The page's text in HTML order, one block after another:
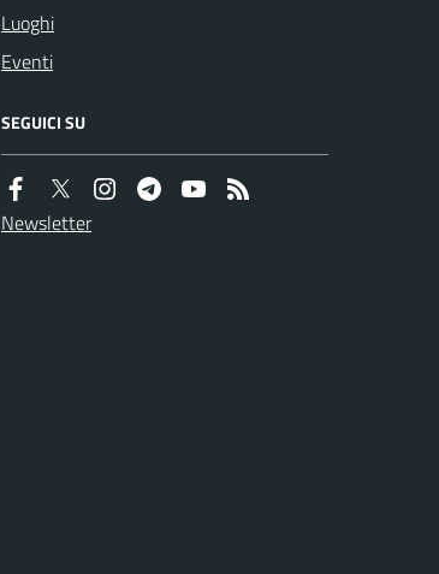
Luoghi
Eventi
SEGUICI SU
Newsletter